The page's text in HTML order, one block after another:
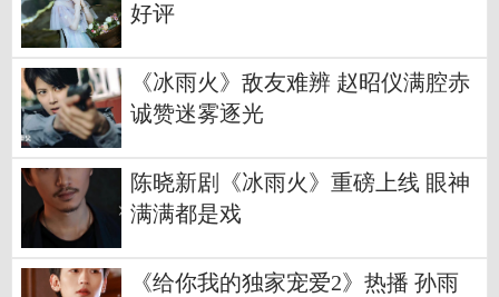
好评
《冰雨火》敌友难辨 赵昭仪满腔赤
诚赞迷雾逐光
陈晓新剧《冰雨火》重磅上线 眼神
满满都是戏
《给你我的独家宠爱2》热播 孙雨